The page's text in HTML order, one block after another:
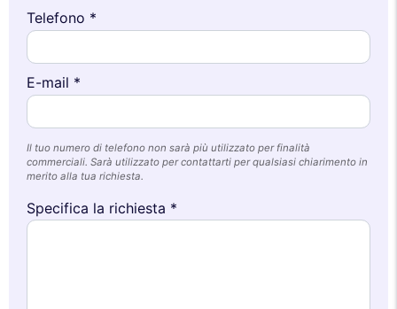
Telefono *
E-mail *
Il tuo numero di telefono non sarà più utilizzato per finalità
commerciali. Sarà utilizzato per contattarti per qualsiasi chiarimento in
merito alla tua richiesta.
Specifica la richiesta *